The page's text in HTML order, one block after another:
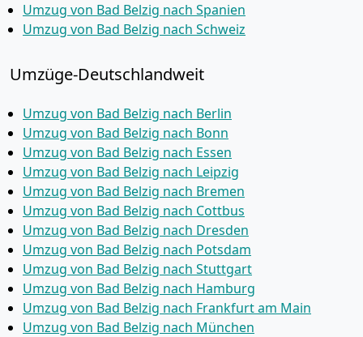
Umzug von Bad Belzig nach Spanien
Umzug von Bad Belzig nach Schweiz
Umzüge-Deutschlandweit
Umzug von Bad Belzig nach Berlin
Umzug von Bad Belzig nach Bonn
Umzug von Bad Belzig nach Essen
Umzug von Bad Belzig nach Leipzig
Umzug von Bad Belzig nach Bremen
Umzug von Bad Belzig nach Cottbus
Umzug von Bad Belzig nach Dresden
Umzug von Bad Belzig nach Potsdam
Umzug von Bad Belzig nach Stuttgart
Umzug von Bad Belzig nach Hamburg
Umzug von Bad Belzig nach Frankfurt am Main
Umzug von Bad Belzig nach München